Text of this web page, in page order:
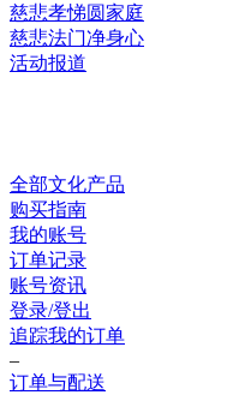
慈悲孝悌圆家庭
慈悲法门净身心
活动报道
全部文化产品
购买指南
我的账号
订单记录
账号资讯
登录/登出
追踪我的订单
–
订单与配送